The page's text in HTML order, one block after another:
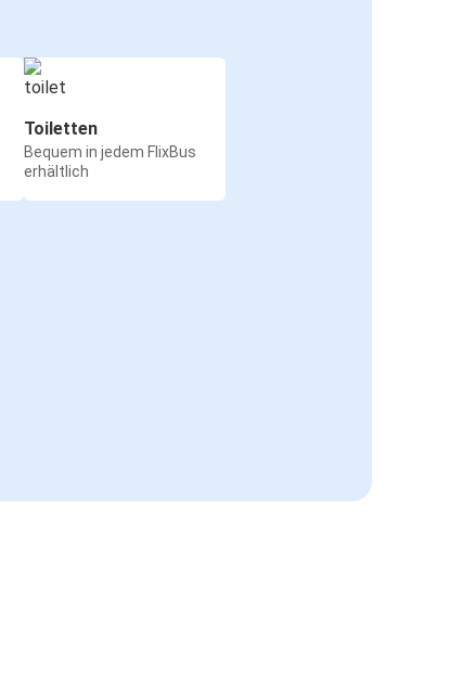
Toiletten
Bequem in jedem FlixBus
erhältlich